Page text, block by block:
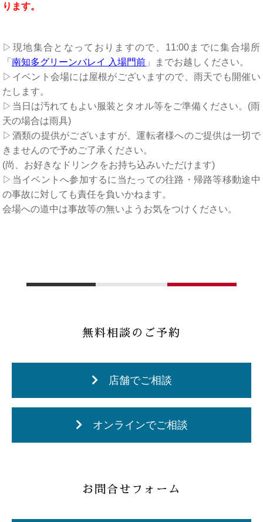
ります。
▷現地集合となっておりますので、11:00までに集合場所
「南知多グリーンバレイ 入場門前 」までお越しください。
▷イベント会場には屋根がございますので、雨天でも開催い
たします。
▷当日は汚れてもよい服装とタオル等をご準備ください。(雨
天の場合は雨具)
▷酒類の提供がございますが、運転者様へのご提供は一切で
きませんので予めご了承ください。
(尚、お好きなドリンクをお持ち込みいただけます)
▷当イベントへ参加するに当たっての往路・帰路等移動途中
の事故に対しても責任を負いかねます。
会場への道中は事故等の無いようお気をつけください。
無料相談のご予約
店舗でご相談
オンラインでご相談
お問合せフォーム